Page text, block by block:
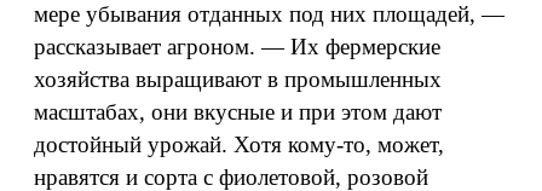
мере убывания отданных под них площадей, —
рассказывает агроном. — Их фермерские
хозяйства выращивают в промышленных
масштабах, они вкусные и при этом дают
достойный урожай. Хотя кому‑то, может,
нравятся и сорта с фиолетовой, розовой